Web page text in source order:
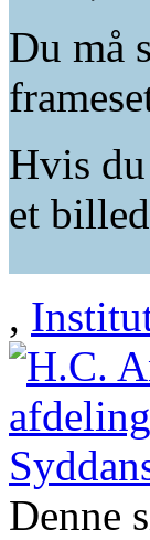
Du må
Hvis
et
,
Denne